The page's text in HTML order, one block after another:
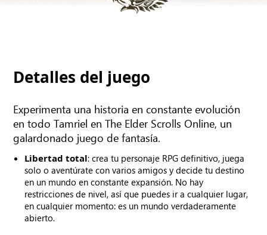
Detalles del juego
Experimenta una historia en constante evolución
en todo Tamriel en The Elder Scrolls Online, un
galardonado juego de fantasía.
Libertad total: crea tu personaje RPG definitivo, juega
solo o aventúrate con varios amigos y decide tu destino
en un mundo en constante expansión. No hay
restricciones de nivel, así que puedes ir a cualquier lugar,
en cualquier momento: es un mundo verdaderamente
abierto.